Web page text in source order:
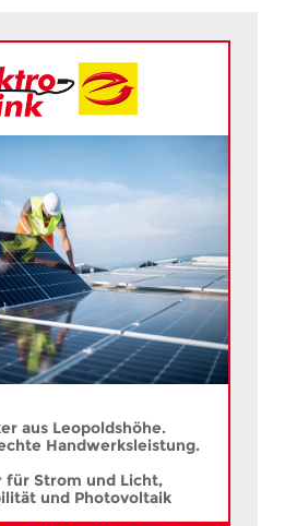
aus Leopoldshöhe.
Handwerksleistung.
für Strom und Licht,
und Photovoltaik